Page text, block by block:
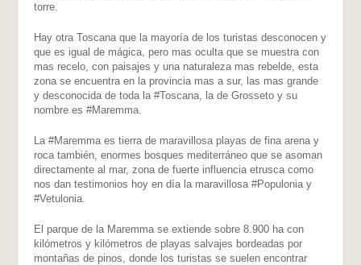
torre.
Hay otra Toscana que la mayoría de los turistas desconocen y
que es igual de mágica, pero mas oculta que se muestra con
mas recelo, con paisajes y una naturaleza mas rebelde, esta
zona se encuentra en la provincia mas a sur, las mas grande
y desconocida de toda la #Toscana, la de Grosseto y su
nombre es #Maremma.
La #Maremma es tierra de maravillosa playas de fina arena y
roca también, enormes bosques mediterráneo que se asoman
directamente al mar, zona de fuerte influencia etrusca como
nos dan testimonios hoy en día la maravillosa #Populonia y
#Vetulonia.
El parque de la Maremma se extiende sobre 8.900 ha con
kilómetros y kilómetros de playas salvajes bordeadas por
montañas de pinos, donde los turistas se suelen encontrar